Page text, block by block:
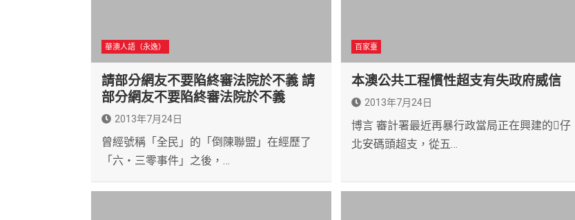
華澳人語（永逸）
請部分網友不要陷終審法院於不義 請
部分網友不要陷終審法院於不義
2013年7月24日
曾經號稱「全民」的「倒陳聯盟」在經歷了
「六‧三零事件」之後，…
百家臺
本澳公共工程慣性超支有失政府威信
2013年7月24日
博言 審計署最近再暴行政當局正在興建的仔
北安碼頭超支，從五…